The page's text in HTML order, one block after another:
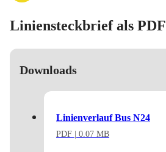
Liniensteckbrief als PDF
Downloads
Linienverlauf Bus N24
PDF | 0.07 MB